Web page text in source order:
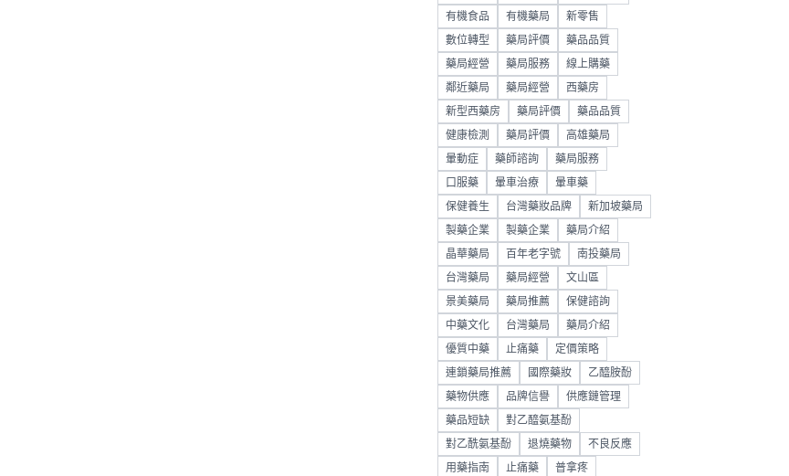
有機食品 有機藥局 新零售
數位轉型 藥局評價 藥品品質
藥局經營 藥局服務 線上購藥
鄰近藥局 藥局經營 西藥房
新型西藥房 藥局評價 藥品品質
健康檢測 藥局評價 高雄藥局
暈動症 藥師諮詢 藥局服務
口服藥 暈車治療 暈車藥
保健養生 台灣藥妝品牌 新加坡藥局
製藥企業 製藥企業 藥局介紹
晶華藥局 百年老字號 南投藥局
台灣藥局 藥局經營 文山區
景美藥局 藥局推薦 保健諮詢
中藥文化 台灣藥局 藥局介紹
優質中藥 止痛藥 定價策略
連鎖藥局推薦 國際藥妝 乙醯胺酚
藥物供應 品牌信譽 供應鏈管理
藥品短缺 對乙醯氨基酚
對乙酰氨基酚 退燒藥物 不良反應
用藥指南 止痛藥 普拿疼